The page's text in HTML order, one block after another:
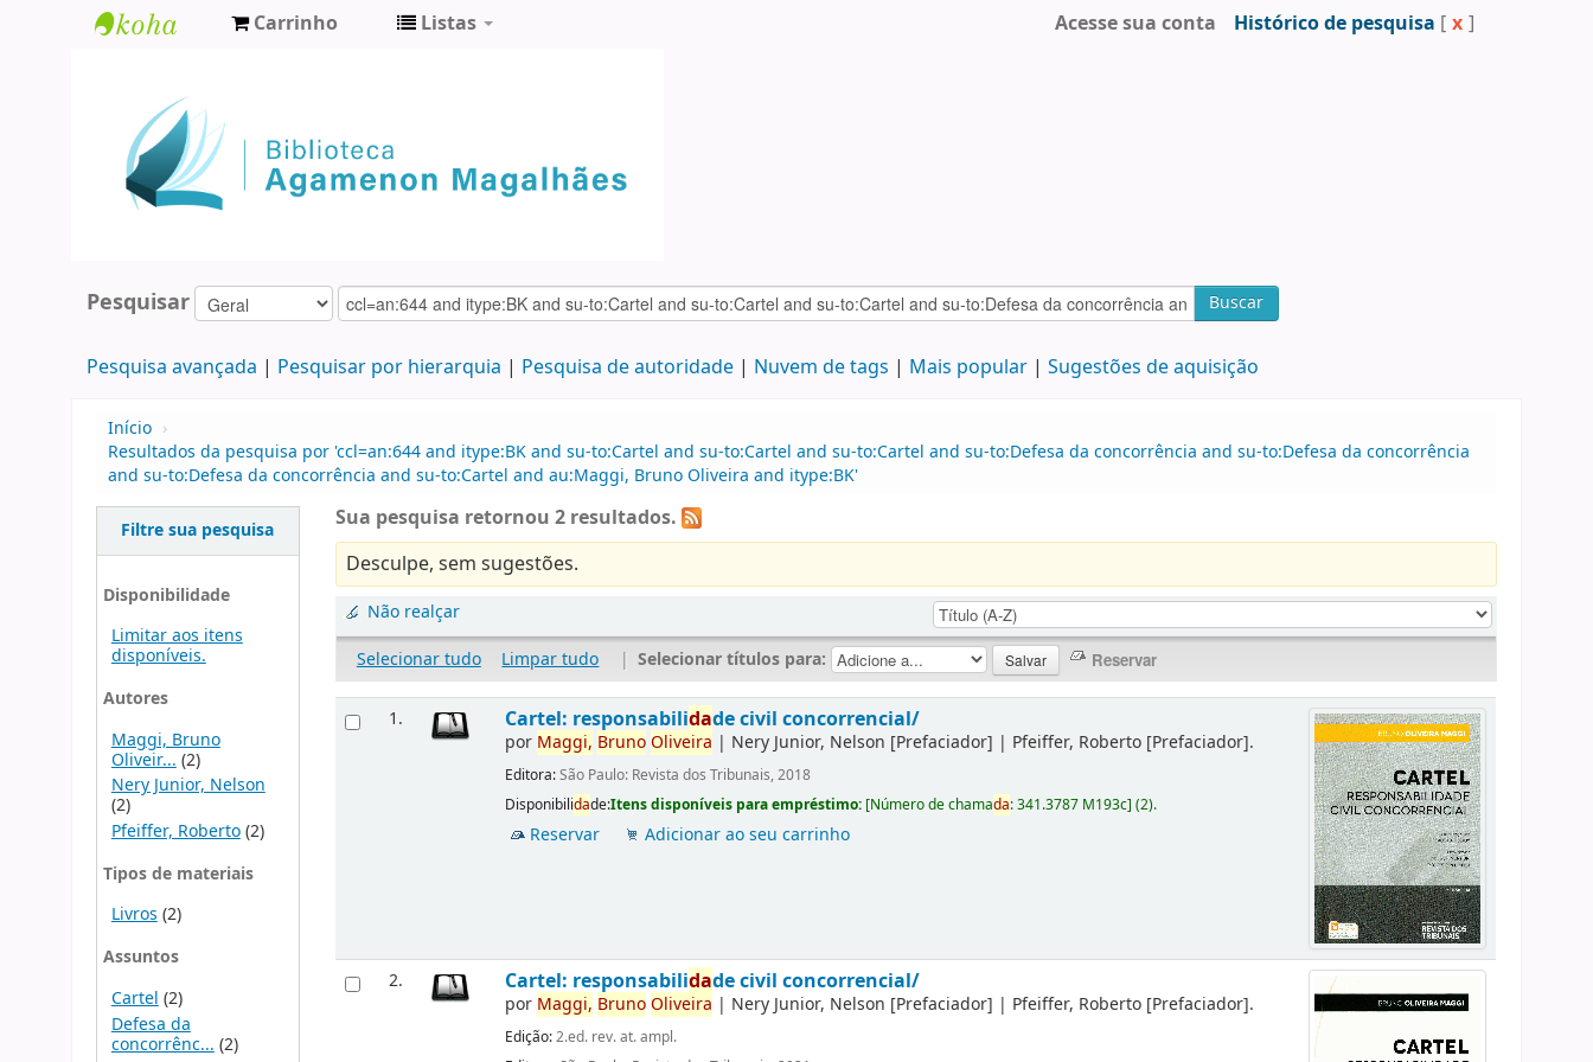
Agamenon
Magalhães
Carrinho Listas Acesse sua conta Histórico de pesquisa [ x ]
Pesquisar Buscar
Pesquisa avançada Pesquisar por hierarquia Pesquisa de autoridade Nuvem de tags Mais popular Sugestões de aquisição
Início ›
Resultados da pesquisa por 'ccl=an:644 and itype:BK and su-to:Cartel and su-to:Cartel and su-to:Cartel and su-to:Defesa da concorrência and su-to:Defesa da concorrência
and su-to:Defesa da concorrência and su-to:Cartel and au:Maggi, Bruno Oliveira and itype:BK'
Filtre sua pesquisa
Disponibilidade
Limitar aos itens
disponíveis.
Autores
Maggi, Bruno
Oliveir... (2)
Nery Junior, Nelson
(2)
Pfeiffer, Roberto(2)
Tipos de materiais
Livros(2)
Assuntos
Cartel (2)
Defesa da
concorrênc... (2)
Sua pesquisa retornou 2 resultados.
Desculpe, sem sugestões.
Não realçar
Selecionar tudo
Limpar tudo | Selecionar títulos para:
1. Cartel: responsabilidade civil concorrencial/
por Maggi, BrunoOliveira | Nery Junior, Nelson [Prefaciador] | Pfeiffer, Roberto [Prefaciador].
Editora:São Paulo: Revista dos Tribunais, 2018
Disponibilidade:Itens disponíveis para empréstimo: [Número de chamada:341.3787 M193c](2).
Reservar Adicionar ao seu carrinho
2. Cartel: responsabilidade civil concorrencial/
por Maggi, BrunoOliveira | Nery Junior, Nelson [Prefaciador] | Pfeiffer, Roberto [Prefaciador].
Edição:2.ed. rev. at. ampl.